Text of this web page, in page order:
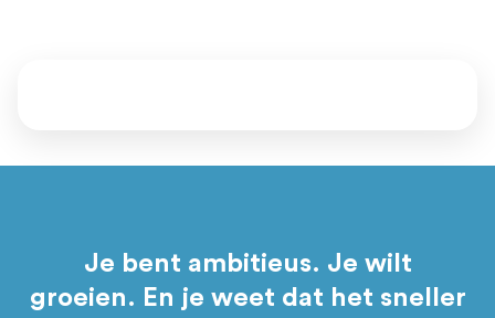
Je bent ambitieus. Je wilt
groeien. En je weet dat het sneller